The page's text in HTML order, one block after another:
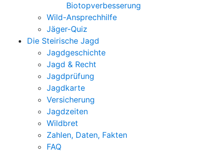
Biotopverbesserung
Wild-Ansprechhilfe
Jäger-Quiz
Die Steirische Jagd
Jagdgeschichte
Jagd & Recht
Jagdprüfung
Jagdkarte
Versicherung
Jagdzeiten
Wildbret
Zahlen, Daten, Fakten
FAQ